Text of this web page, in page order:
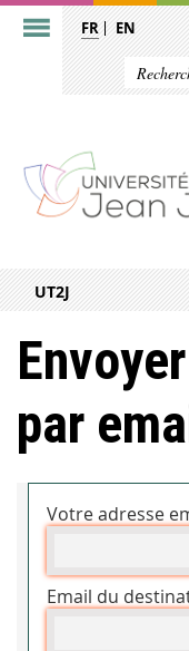
FR EN
UT2J
par
Votre adresse
Email du